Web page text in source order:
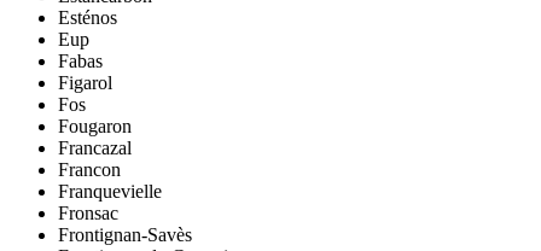
Esténos
Eup
Fabas
Figarol
Fos
Fougaron
Francazal
Francon
Franquevielle
Fronsac
Frontignan-Savès